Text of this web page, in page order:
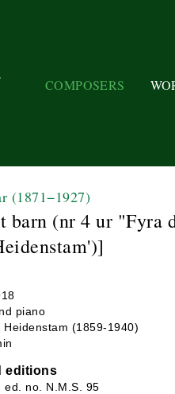
COMPOSERS
(1871−1927)
barn (nr 4 ur "Fyra
piano
(1859-1940)
editions
ed. no. N.M.S. 95